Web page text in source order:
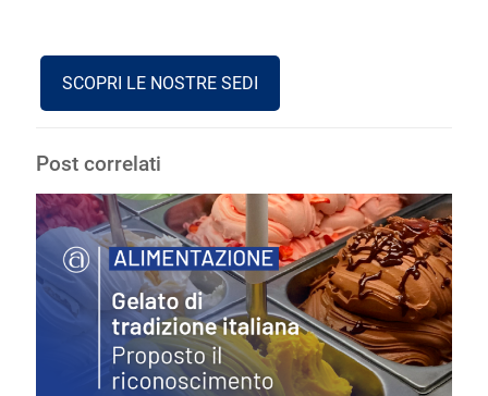
SCOPRI LE NOSTRE SEDI
Post correlati